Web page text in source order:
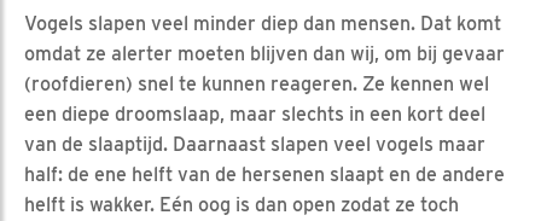
Vogels slapen veel minder diep dan mensen. Dat komt
omdat ze alerter moeten blijven dan wij, om bij gevaar
(roofdieren) snel te kunnen reageren. Ze kennen wel
een diepe droomslaap, maar slechts in een kort deel
van de slaaptijd. Daarnaast slapen veel vogels maar
half: de ene helft van de hersenen slaapt en de andere
helft is wakker. Eén oog is dan open zodat ze toch